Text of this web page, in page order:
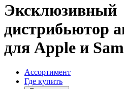
Эксклюзивный
дистрибьютор
для Apple и
Ассортимент
Где купить